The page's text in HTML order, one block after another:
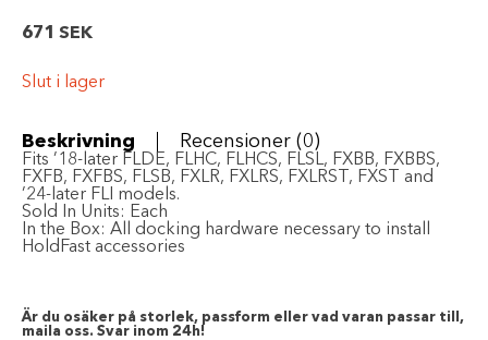
671 SEK
Slut i lager
Beskrivning Recensioner (0)
Fits ’18-later FLDE, FLHC, FLHCS, FLSL, FXBB, FXBBS,
FXFB, FXFBS, FLSB, FXLR, FXLRS, FXLRST, FXST and
’24-later FLI models.
Sold In Units: Each
In the Box: All docking hardware necessary to install
HoldFast accessories
Är du osäker på storlek, passform eller vad varan passar till,
maila oss. Svar inom 24h!